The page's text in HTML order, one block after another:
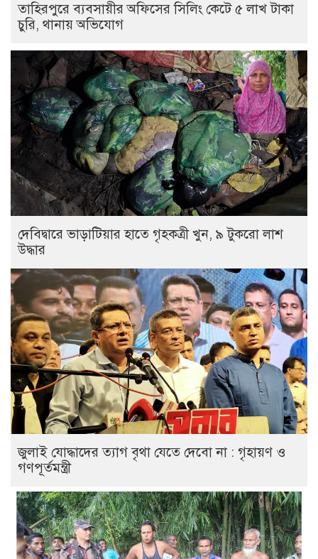
তাহিরপুরে ব্যবসায়ীর অফিসের সিলিং কেটে ৫ লাখ টাকা
চুরি, থানায় অভিযোগ
দেবিদ্বারে ভাড়াটিয়ার হাতে গৃহকত্রী খুন, ৯ টুকরো লাশ
উদ্ধার
জুলাই যোদ্ধাদের ত্যাগ বৃথা যেতে দেবো না : গৃহায়ণ ও
গণপূর্তমন্ত্রী